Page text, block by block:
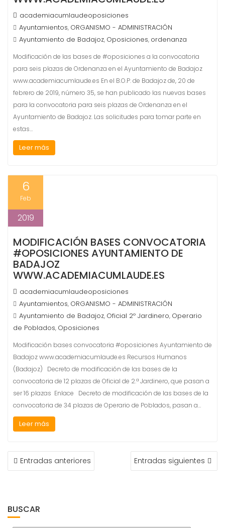
academiacumlaudeoposiciones
Ayuntamientos, ORGANISMO - ADMINISTRACIÓN
Ayuntamiento de Badajoz, Oposiciones, ordenanza
Modificación de las bases de #oposiciones a la convocatoria
para seis plazas de Ordenanza en el Ayuntamiento de Badajoz
www.academiacumlaude.es En el B.O.P. de Badajoz de, 20 de
febrero de 2019, número 35, se han publicado las nuevas bases
para la convocatoria para seis plazas de Ordenanza en el
Ayuntamiento de Badajoz. Las solicitudes para tomar parte en
estas…
Leer más
6
Feb
2019
MODIFICACIÓN BASES CONVOCATORIA
#OPOSICIONES AYUNTAMIENTO DE
BADAJOZ
WWW.ACADEMIACUMLAUDE.ES
academiacumlaudeoposiciones
Ayuntamientos, ORGANISMO - ADMINISTRACIÓN
Ayuntamiento de Badajoz, Oficial 2º Jardinero, Operario
de Poblados, Oposiciones
Modificación bases convocatoria #oposiciones Ayuntamiento de
Badajoz www.academiacumlaude.es Recursos Humanos
(Badajoz) Decreto de modificación de las bases de la
convocatoria de 12 plazas de Oficial de 2.ª Jardinero, que pasan a
ser 16 plazas Enlace Decreto de modificación de las bases de la
convocatoria de 34 plazas de Operario de Poblados, pasan a…
Leer más
NAVEGACIÓN
DEEntradas anteriores Entradas siguientes
BUSCAR